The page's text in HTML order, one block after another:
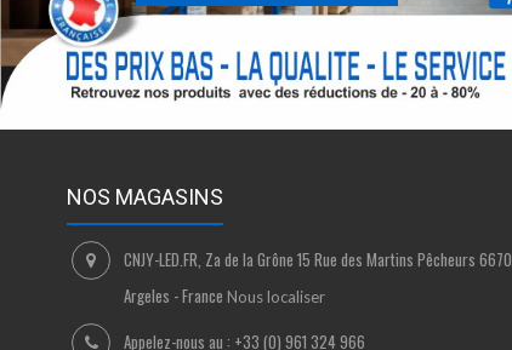
NOS MAGASINS
CNJY-LED.FR, Za de la Grône 15 Rue des Martins Pêcheurs
Argeles - France Nous localiser
Appelez-nous au : +33 (0) 961 324 966